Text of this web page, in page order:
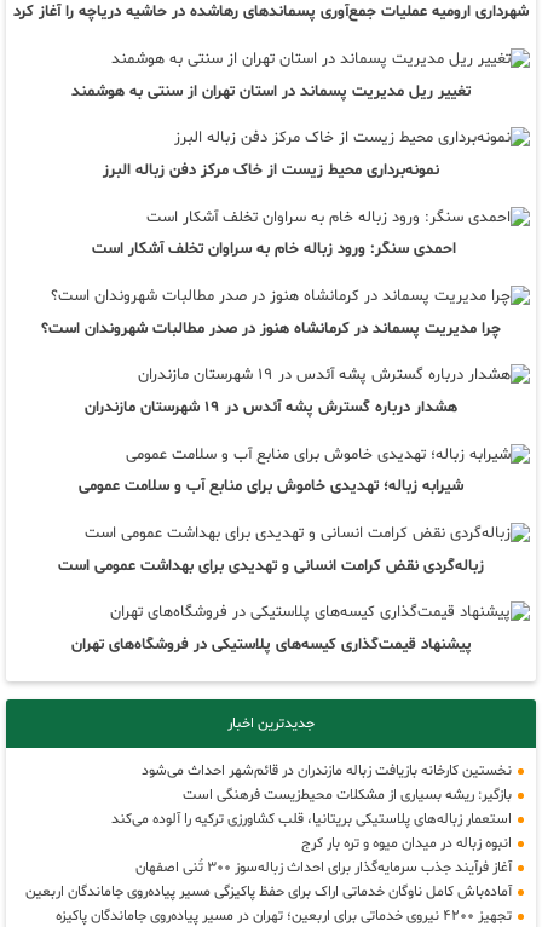
شهرداری ارومیه عملیات جمع‌آوری پسماندهای رهاشده در حاشیه دریاچه را آغاز کرد
تغییر ریل مدیریت پسماند در استان تهران از سنتی به هوشمند
نمونه‌برداری محیط زیست از خاک مرکز دفن زباله البرز
احمدی سنگر: ورود زباله خام به سراوان تخلف آشکار است
چرا مدیریت پسماند در کرمانشاه هنوز در صدر مطالبات شهروندان است؟
هشدار درباره گسترش پشه آئدس در ۱۹ شهرستان مازندران
شیرابه زباله؛ تهدیدی خاموش برای منابع آب و سلامت عمومی
زباله‌گردی نقض کرامت انسانی و تهدیدی برای بهداشت عمومی است
پیشنهاد قیمت‌گذاری کیسه‌های پلاستیکی در فروشگاه‌های تهران
جدیدترین اخبار
نخستین کارخانه بازیافت زباله مازندران در قائم‌شهر احداث می‌شود
بازگیر: ریشه بسیاری از مشکلات محیط‌زیست فرهنگی است
استعمار زباله‌های پلاستیکی بریتانیا، قلب کشاورزی ترکیه را آلوده می‌کند
انبوه زباله در میدان میوه و تره بار کرج
آغاز فرآیند جذب سرمایه‌گذار برای احداث زباله‌سوز ۳۰۰ تُنی اصفهان
آماده‌باش کامل ناوگان خدماتی اراک برای حفظ پاکیزگی مسیر پیاده‌روی جاماندگان اربعین
تجهیز ۴۲۰۰ نیروی خدماتی برای اربعین؛ تهران در مسیر پیاده‌روی جاماندگان پاکیزه